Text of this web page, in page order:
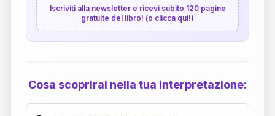
Iscriviti alla newsletter e ricevi subito 120 pagine
gratuite del libro! (o clicca qui!)
Cosa scoprirai nella tua interpretazione: